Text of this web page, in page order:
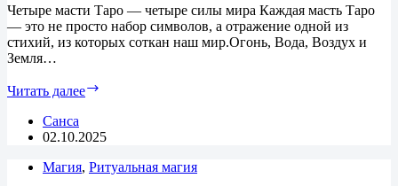
Четыре масти Таро — четыре силы мира Каждая масть Таро
— это не просто набор символов, а отражение одной из
стихий, из которых соткан наш мир.Огонь, Вода, Воздух и
Земля…
Читать далее
—
силы
Санса
02.10.2025
Магия, Ритуальная магия